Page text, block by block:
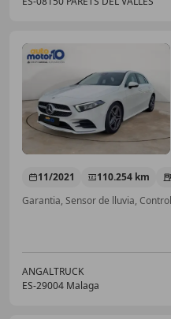
11/2021 110.254 km
ANGALTRUCK
ES-29004 Malaga